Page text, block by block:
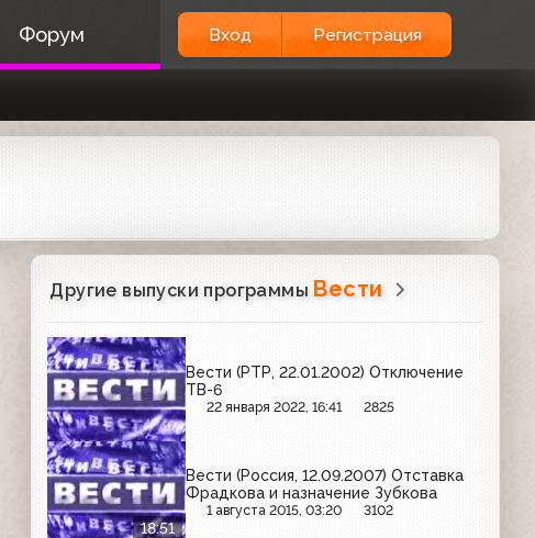
Форум Вход Регистрация
Другие выпуски программы Вести
Вести (РТР, 22.01.2002) Отключение
ТВ-6
22 января 2022, 16:41 2825
18:51
Вести (Россия, 12.09.2007) Отставка
Фрадкова и назначение Зубкова
1 августа 2015, 03:20 3102